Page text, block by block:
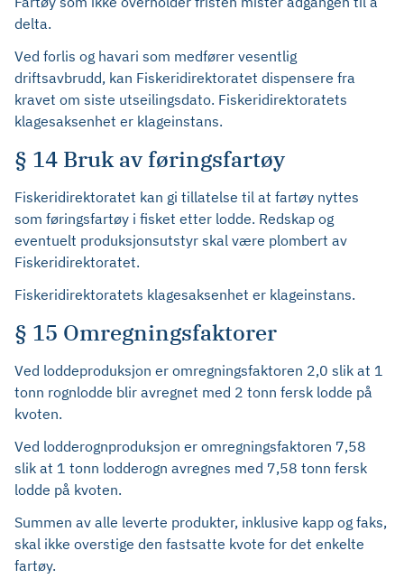
delta.
Ved forlis og havari som medfører vesentlig
driftsavbrudd, kan Fiskeridirektoratet dispensere fra
kravet om siste utseilingsdato. Fiskeridirektoratets
klagesaksenhet er klageinstans.
§ 14 Bruk av føringsfartøy
Fiskeridirektoratet kan gi tillatelse til at fartøy nyttes
som føringsfartøy i fisket etter lodde. Redskap og
eventuelt produksjonsutstyr skal være plombert av
Fiskeridirektoratet.
Fiskeridirektoratets klagesaksenhet er klageinstans.
§ 15 Omregningsfaktorer
Ved loddeproduksjon er omregningsfaktoren 2,0 slik at 1
tonn rognlodde blir avregnet med 2 tonn fersk lodde på
kvoten.
Ved lodderognproduksjon er omregningsfaktoren 7,58
slik at 1 tonn lodderogn avregnes med 7,58 tonn fersk
lodde på kvoten.
Summen av alle leverte produkter, inklusive kapp og faks,
skal ikke overstige den fastsatte kvote for det enkelte
fartøy.